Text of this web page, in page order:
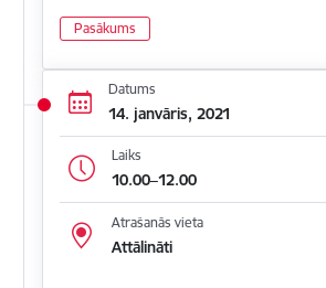
Pasākums
Datums
14. janvāris, 2021
Laiks
10.00–12.00
Atrašanās vieta
Attālināti